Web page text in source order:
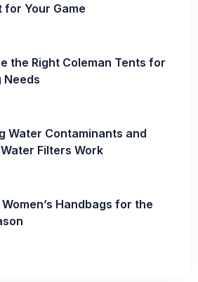
for Your Game
the Right Coleman Tents for
Needs
Water Contaminants and
Filters Work
Handbags for the